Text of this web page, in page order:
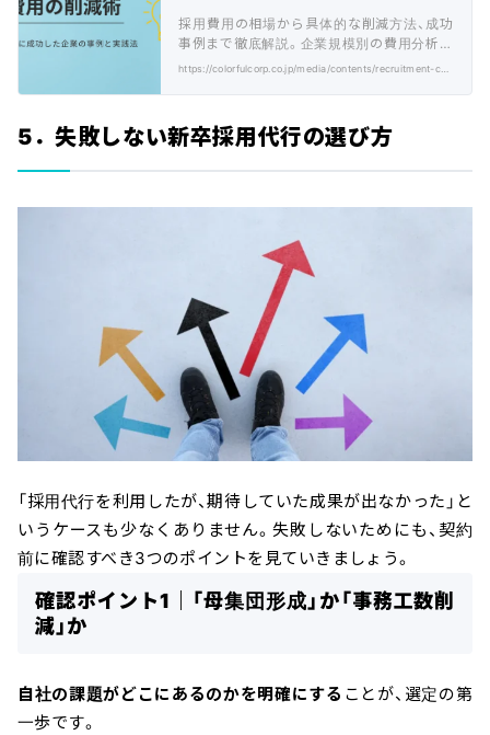
採用費用の相場から具体的な削減方法、成功
事例まで徹底解説。企業規模別の費用分析と
実践的なコスト削減アプローチを紹介しま
https://colorfulcorp.co.jp/media/contents/recruitment-costs/
5．失敗しない新卒採用代行の選び方
「採用代行を利用したが、期待していた成果が出なかった」と
いうケースも少なくありません。失敗しないためにも、契約
前に確認すべき3つのポイントを見ていきましょう。
確認ポイント1｜「母集団形成」か「事務工数削
減」か
自社の課題がどこにあるのかを明確にする ことが、選定の第
一歩です。